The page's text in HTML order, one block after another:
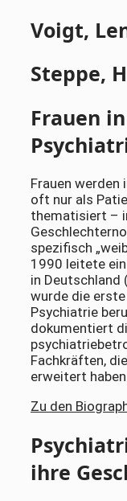
Voigt,
Steppe,
Frauen
Frauen werden
oft nur als
thematisiert –
spezifisch
1990 leitete
in Deutschland
wurde die
Psychiatrie
dokumentiert
Fachkräften,
erweitert haben.
Zu den
ihre